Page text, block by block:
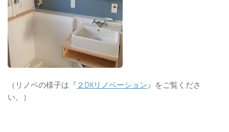
（リノベの様子は『 ２DKリノベーション』をご覧くださ
い。）